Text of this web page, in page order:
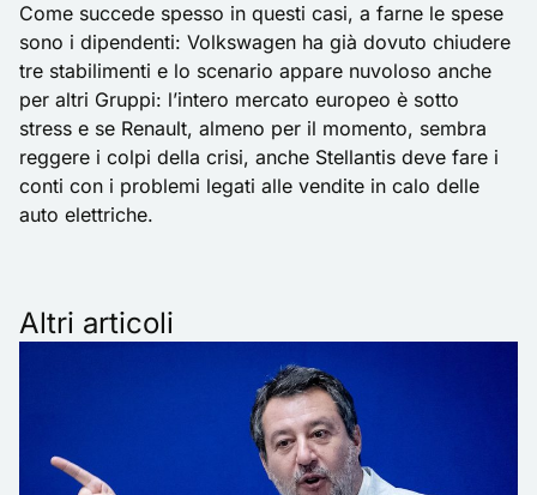
Come succede spesso in questi casi, a farne le spese
sono i dipendenti: Volkswagen ha già dovuto chiudere
tre stabilimenti e lo scenario appare nuvoloso anche
per altri Gruppi: l’intero mercato europeo è sotto
stress e se Renault, almeno per il momento, sembra
reggere i colpi della crisi, anche Stellantis deve fare i
conti con i problemi legati alle vendite in calo delle
auto elettriche.
Altri articoli